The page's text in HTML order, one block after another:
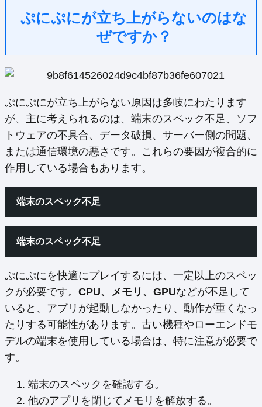
ぷにぷにが立ち上がらないのはな
ぜですか？
ぷにぷにが立ち上がらない原因は多岐にわたります
が、主に考えられるのは、端末のスペック不足、ソフ
トウェアの不具合、データ破損、サーバー側の問題、
または通信環境の悪さです。これらの要因が複合的に
作用している場合もあります。
端末のスペック不足
端末のスペック不足
ぷにぷにを快適にプレイするには、一定以上のスペッ
クが必要です。 CPU、メモリ、GPUなどが不足して
いると、アプリが起動しなかったり、動作が重くなっ
たりする可能性があります。古い機種やローエンドモ
デルの端末を使用している場合は、特に注意が必要で
す。
端末のスペックを確認する。
他のアプリを閉じてメモリを解放する。